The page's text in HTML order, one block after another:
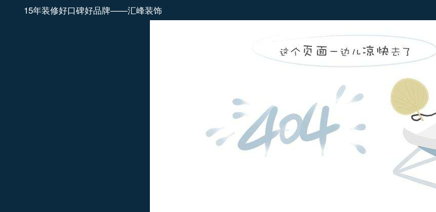
15年装修好口碑好品牌——汇峰装饰